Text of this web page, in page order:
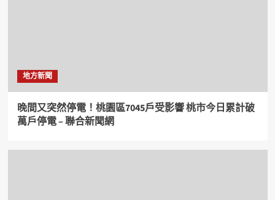
地方新聞
晚間又突然停電！桃園區7045戶受影響 桃市今日累計破
萬戶停電 – 聯合新聞網